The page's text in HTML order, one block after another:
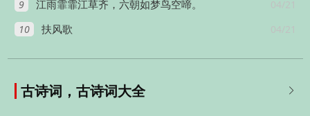
9 04/21
江雨霏霏江草齐，六朝如梦鸟空啼。
10 04/21
扶风歌

古诗词，古诗词大全